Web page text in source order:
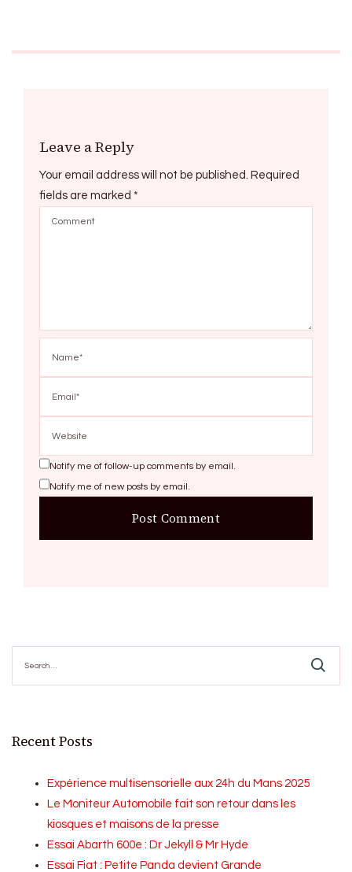
Leave a Reply
Your email address will not be published. Required
fields are marked *
Notify me of follow-up comments by email.
Notify me of new posts by email.
for:
Recent Posts
Expérience multisensorielle aux 24h du Mans 2025
Le Moniteur Automobile fait son retour dans les
kiosques et maisons de la presse
Essai Abarth 600e : Dr Jekyll & Mr Hyde
Essai Fiat : Petite Panda devient Grande